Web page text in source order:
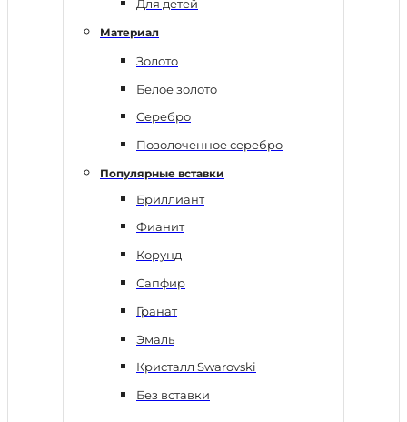
Для детей
Материал
Золото
Белое золото
Серебро
Позолоченное серебро
Популярные вставки
Бриллиант
Фианит
Корунд
Сапфир
Гранат
Эмаль
Кристалл Swarovski
Без вставки